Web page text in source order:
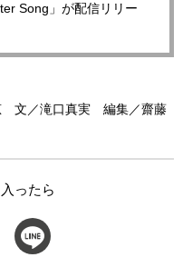
Song」が配信リリー
文／滝口真実 編集／齋藤
ったら